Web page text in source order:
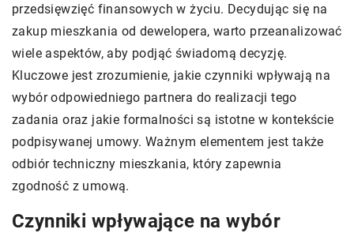
przedsięwzięć finansowych w życiu. Decydując się na
zakup mieszkania od dewelopera, warto przeanalizować
wiele aspektów, aby podjąć świadomą decyzję.
Kluczowe jest zrozumienie, jakie czynniki wpływają na
wybór odpowiedniego partnera do realizacji tego
zadania oraz jakie formalności są istotne w kontekście
podpisywanej umowy. Ważnym elementem jest także
odbiór techniczny mieszkania, który zapewnia
zgodność z umową.
Czynniki wpływające na wybór